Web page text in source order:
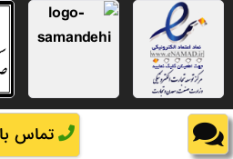
تماستمامی حقوق این وب سایت متعلق به